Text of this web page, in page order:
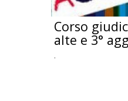
Corso
alte e 3°
.